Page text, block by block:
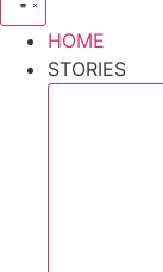
HOME
STORIES